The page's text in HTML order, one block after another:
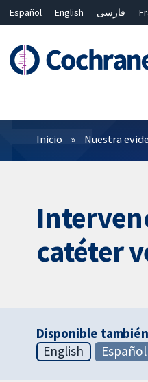
Español English فارسی
Filtros
Inicio Nuestra
catéter
Disponible
English
Español